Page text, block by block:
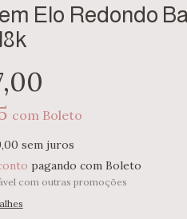
Elo Redondo
com Boleto
sem juros
pagando com Boleto
com outras promoções